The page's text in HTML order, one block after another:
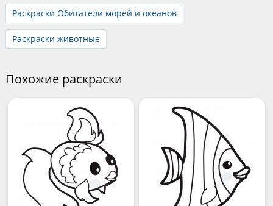
Раскраски Обитатели морей и океанов
Раскраски животные
Похожие раскраски